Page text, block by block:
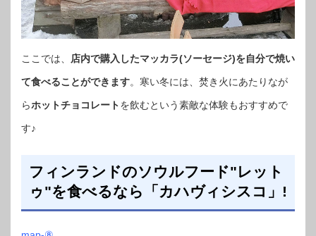
ここでは、 店内で購入したマッカラ(ソーセージ)を自分で焼い
て食べることができます。寒い冬には、焚き火にあたりなが
らホットチョコレートを飲むという素敵な体験もおすすめで
す♪
フィンランドのソウルフード"レット
ゥ"を食べるなら「カハヴィシスコ」!